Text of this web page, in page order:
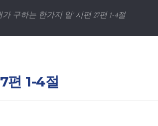
가 구하는 한가지 일’ 시편 27편 1-4절
편 1-4절